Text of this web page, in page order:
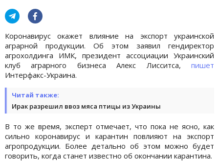
Коронавирус окажет влияние на экспорт украинской
аграрной продукции. Об этом заявил гендиректор
агрохолдинга ИМК, президент ассоциации Украинский
клуб аграрного бизнеса Алекс Лисситса, пишет
Интерфакс-Украина.
Читай также:
Ирак разрешил ввоз мяса птицы из Украины
В то же время, эксперт отмечает, что пока не ясно, как
сильно коронавирус и карантин повлияют на экспорт
агропродукции. Более детально об этом можно будет
говорить, когда станет известно об окончании карантина.